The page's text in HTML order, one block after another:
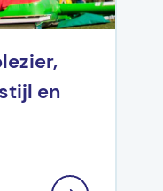
en